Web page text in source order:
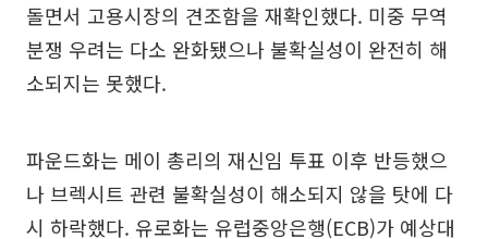
돌면서 고용시장의 견조함을 재확인했다. 미중 무역
분쟁 우려는 다소 완화됐으나 불확실성이 완전히 해
소되지는 못했다.
파운드화는 메이 총리의 재신임 투표 이후 반등했으
나 브렉시트 관련 불확실성이 해소되지 않을 탓에 다
시 하락했다. 유로화는 유럽중앙은행(ECB)가 예상대